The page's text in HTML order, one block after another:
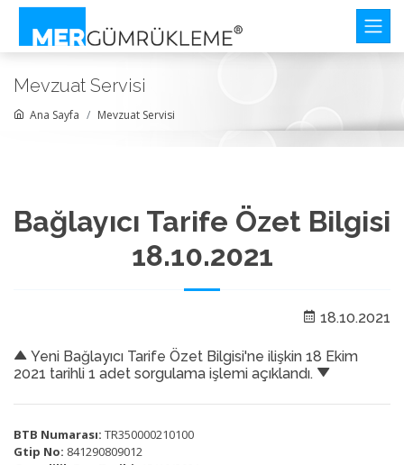
Mevzuat Servisi
Ana Sayfa Mevzuat Servisi
Bağlayıcı Tarife Özet Bilgisi
18.10.2021
18.10.2021
Yeni Bağlayıcı Tarife Özet Bilgisi'ne ilişkin 18 Ekim
2021 tarihli 1 adet sorgulama işlemi açıklandı.
BTB Numarası: TR350000210100
Gtip No: 841290809012